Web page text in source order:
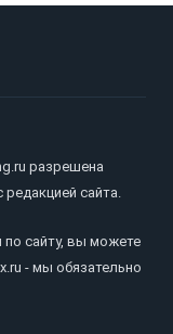
разрешена
сайта.
сайту, вы можете
- мы обязательно